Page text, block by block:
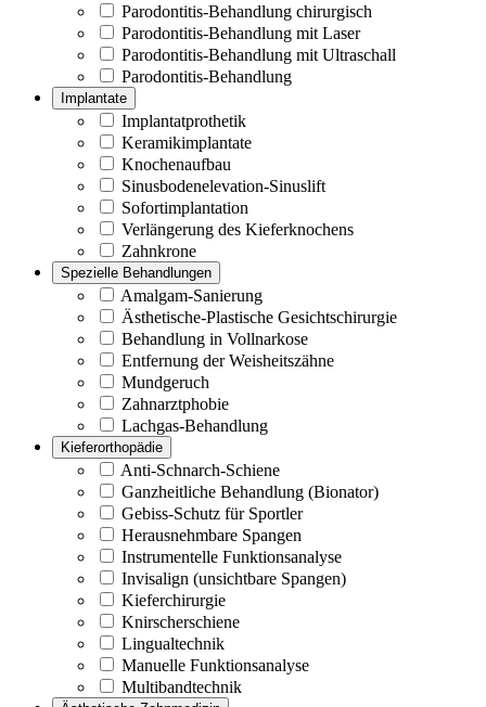
Parodontitis-Behandlung chirurgisch
Parodontitis-Behandlung mit Laser
Parodontitis-Behandlung mit Ultraschall
Parodontitis-Behandlung
Implantate
Implantatprothetik
Keramikimplantate
Knochenaufbau
Sinusbodenelevation-Sinuslift
Sofortimplantation
Verlängerung des Kieferknochens
Zahnkrone
Spezielle Behandlungen
Amalgam-Sanierung
Ästhetische-Plastische Gesichtschirurgie
Behandlung in Vollnarkose
Entfernung der Weisheitszähne
Mundgeruch
Zahnarztphobie
Lachgas-Behandlung
Kieferorthopädie
Anti-Schnarch-Schiene
Ganzheitliche Behandlung (Bionator)
Gebiss-Schutz für Sportler
Herausnehmbare Spangen
Instrumentelle Funktionsanalyse
Invisalign (unsichtbare Spangen)
Kieferchirurgie
Knirscherschiene
Lingualtechnik
Manuelle Funktionsanalyse
Multibandtechnik